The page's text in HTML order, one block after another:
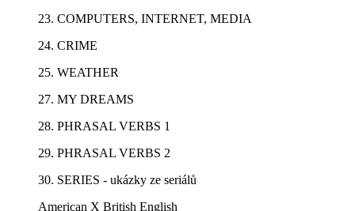
23. COMPUTERS, INTERNET, MEDIA
24. CRIME
25. WEATHER
27. MY DREAMS
28. PHRASAL VERBS 1
29. PHRASAL VERBS 2
30. SERIES - ukázky ze seriálů
American X British English